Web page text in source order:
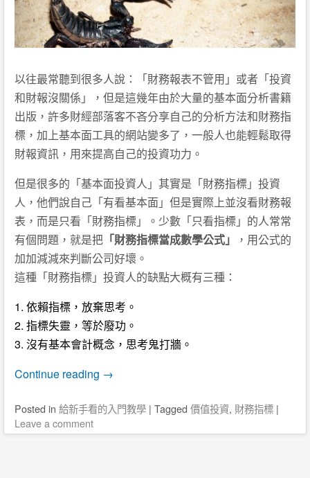
以往最常聽到很多人說：「財務報表不管用」或者「投資
和財報沒關係」，但是這幾年由於大量的基本面分析書籍
出版，許多財經部落客不吝分享自己的分析方法和財務指
標，加上基本面工具的網站變多了，一般人也能輕鬆取得
財報資訊，用來提高自己的投資功力。
但是很多的「基本面投資人」其實是「財務指標」投資
人，他們說自己「有看基本面」但是實際上並沒看財務報
表，而是只看「財務指標」。少數「只看指標」的人常常
有個問題，就是把 「財務指標當成數學公式」
，用公式的
加加減減來判斷公司好壞。
這種「財務指標」投資人的缺點大概有三種：
1. 依賴指標，放棄思考。
2. 指標失靈，等於廢功。
3. 沒有基本會計概念，思考鬼打牆。
Continue reading →
Posted in 給新手看的入門教學 | Tagged 價值投資, 財務指標 |
Leave a comment